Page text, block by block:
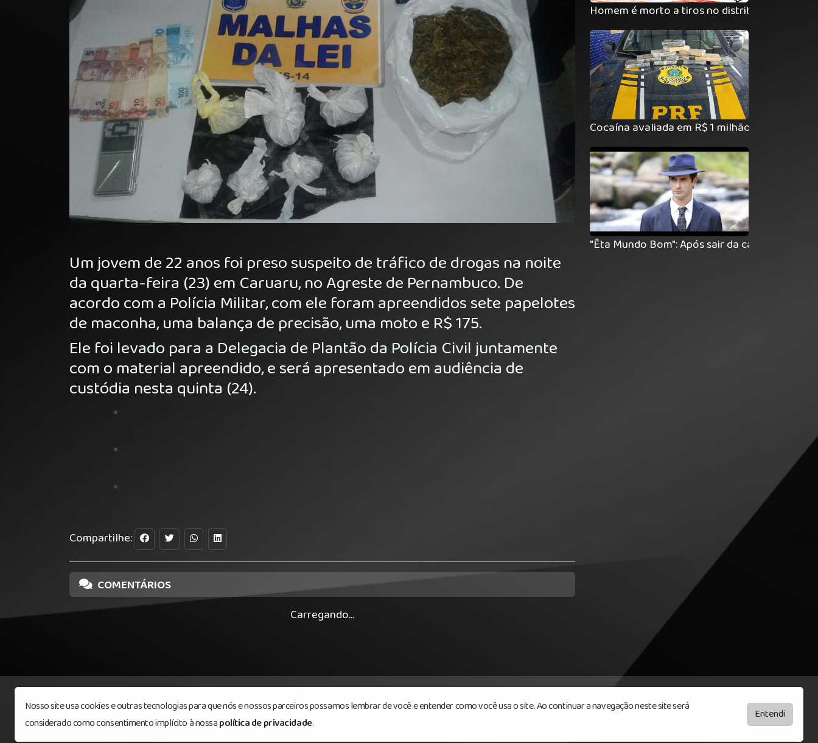
Um jovem de 22 anos foi preso suspeito de tráfico de drogas na noite
da quarta-feira (23) em Caruaru, no Agreste de Pernambuco. De
acordo com a Polícia Militar, com ele foram apreendidos sete papelotes
de maconha, uma balança de precisão, uma moto e R$ 175.
Ele foi levado para a Delegacia de Plantão da Polícia Civil juntamente
com o material apreendido, e será apresentado em audiência de
custódia nesta quinta (24).
Compartilhe:
COMENTÁRIOS
Carregando...
Homem é morto a tiros no distrito de Pão de
Cocaína avaliada em R$ 1 milhão de reais é
"Êta Mundo Bom": Após sair da cadeia,
Nosso site usa cookies e outras tecnologias para que nós e nossos parceiros possamos lembrar de você e entender como você usa o site. Ao continuar a navegação neste site será
considerado como consentimento implícito à nossapolítica de privacidade.
Entendi
Agrestefm89© Todos os direitos reservados. by